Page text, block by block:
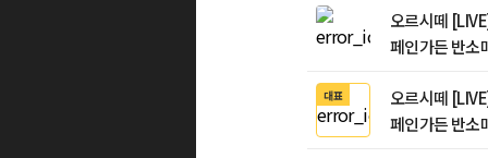
오르시떼
페인가든 반소
대표
오르시떼
페인가든 반소